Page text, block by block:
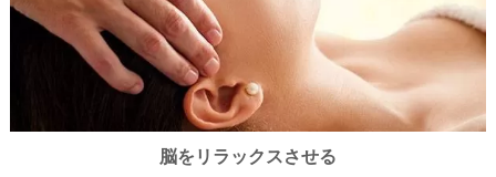
脳をリラックスさせる